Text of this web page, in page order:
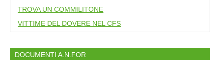
TROVA UN COMMILITONE
VITTIME DEL DOVERE NEL CFS
DOCUMENTI A.N.FOR